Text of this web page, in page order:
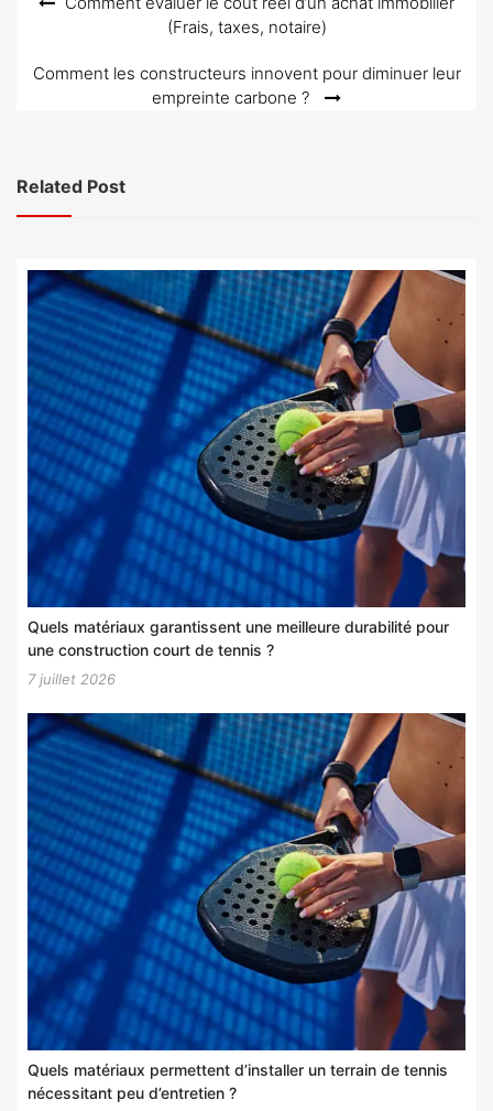
Navigation
l’article
(Frais, taxes, notaire)
Comment les constructeurs innovent pour diminuer leur
empreinte carbone ?
Related Post
Quels matériaux garantissent une meilleure durabilité pour
une construction court de tennis ?
7 juillet 2026
Quels matériaux permettent d’installer un terrain de tennis
nécessitant peu d’entretien ?